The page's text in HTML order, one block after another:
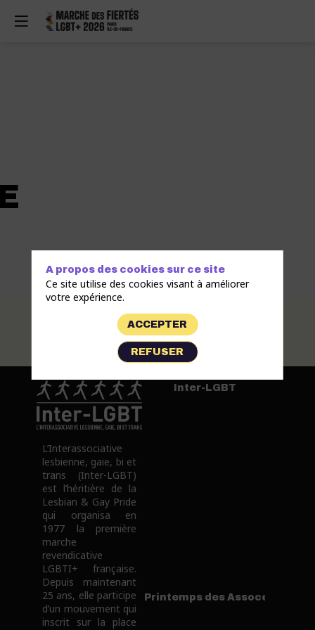
L’Interassociative
lesbienne, gaie, bi et
trans (Inter-LGBT)
est l’héritière de la
Lesbian & Gay Pride
qui organisa en
1977 la première
marche
revendicative
LGBTI+ française.
Depuis maintenant
25 ans, elle participe
d’un mouvement qui
inscrit sur la place
Inter-LGBT
Printemps des Assoces
A propos des cookies sur ce site
Ce site utilise des cookies visant à améliorer
votre expérience.
ACCEPTER
REFUSER